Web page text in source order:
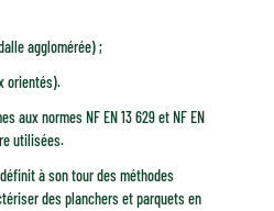
agglomérée) ;
orientés).
aux normes NF EN 13 629 et NF EN
utilisées.
à son tour des méthodes
des planchers et parquets en